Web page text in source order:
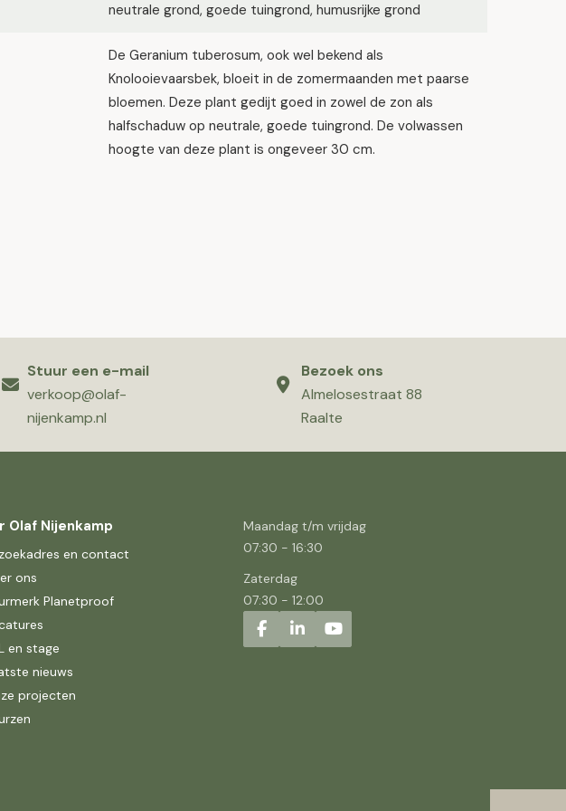
neutrale grond, goede tuingrond, humusrijke grond
De Geranium tuberosum, ook wel bekend als
Knolooievaarsbek, bloeit in de zomermaanden met paarse
bloemen. Deze plant gedijt goed in zowel de zon als
halfschaduw op neutrale, goede tuingrond. De volwassen
hoogte van deze plant is ongeveer 30 cm.
Stuur een e-mail
verkoop@olaf-
nijenkamp.nl
Bezoek ons
Almelosestraat 88
Raalte
Olaf Nijenkamp
en contact
ons
Planetproof
en stage
nieuws
projecten
Maandag t/m vrijdag
07:30 - 16:30
Zaterdag
07:30 - 12:00